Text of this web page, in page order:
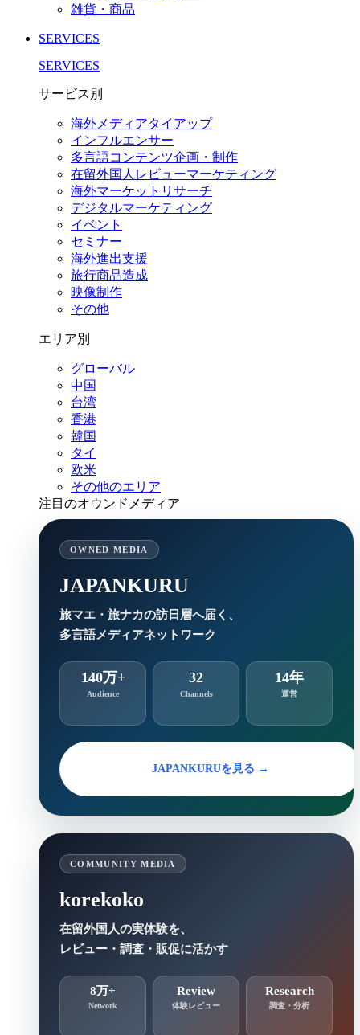
雑貨・商品
SERVICES
SERVICES
サービス別
海外メディアタイアップ
インフルエンサー
多言語コンテンツ企画・制作
在留外国⼈レビューマーケティング
海外マーケットリサーチ
デジタルマーケティング
イベント
セミナー
海外進出支援
旅行商品造成
映像制作
その他
エリア別
グローバル
中国
台湾
香港
韓国
タイ
欧米
その他のエリア
注目のオウンドメディア
OWNED MEDIA
JAPANKURU
旅マエ・旅ナカの訪日層へ届く、
多言語メディアネットワーク
140万+
Audience
32
Channels
14年
運営
JAPANKURUを見る →
COMMUNITY MEDIA
korekoko
在留外国人の実体験を、
レビュー・調査・販促に活かす
8万+
Network
Review
体験レビュー
Research
調査・分析